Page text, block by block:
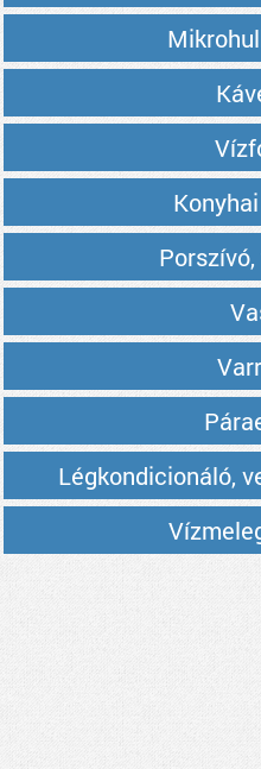
Légkondicionáló,